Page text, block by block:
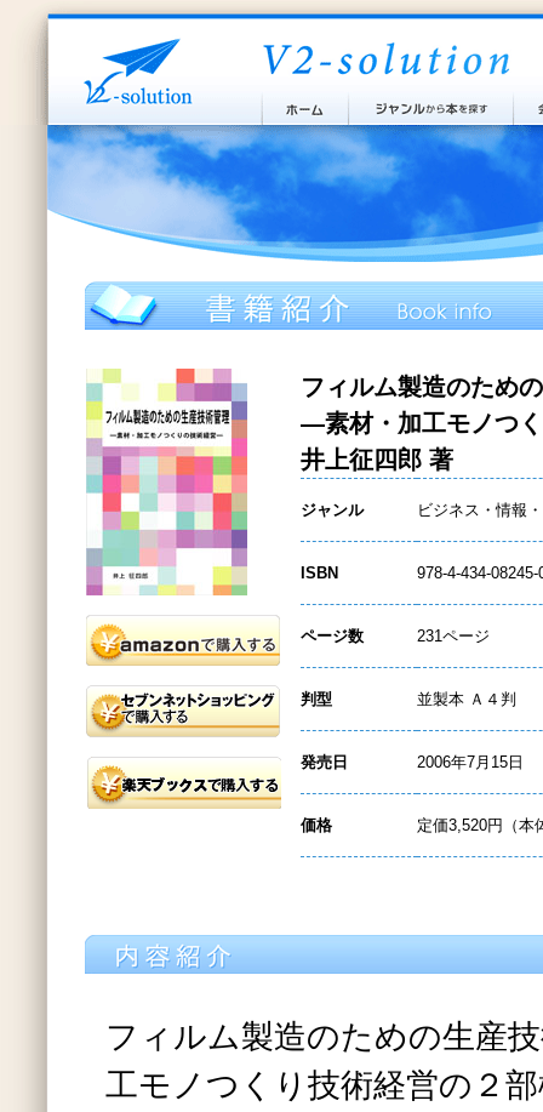
フィルム製造のため
―素材・加工モノつ
井上征四郎 著
ジャンル ビジネス・情報
ISBN 978-4-434-08245-
ページ数 231ページ
判型 並製本 Ａ４判
発売日 2006年7月15日
価格 定価3,520円（本
フィルム製造のための生産
工モノつくり技術経営の２